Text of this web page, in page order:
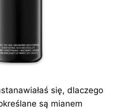
się, dlaczego
są mianem